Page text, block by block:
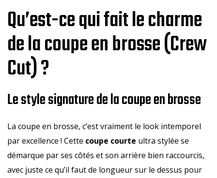
Qu’est-ce qui fait le charme
de la coupe en brosse (Crew
Cut) ?
Le style signature de la coupe en brosse
La coupe en brosse, c’est vraiment le look intemporel
par excellence ! Cette coupe courte ultra stylée se
démarque par ses côtés et son arrière bien raccourcis,
avec juste ce qu’il faut de longueur sur le dessus pour